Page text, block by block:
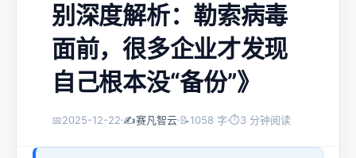
别深度解析：勒索病毒
面前，很多企业才发现
自己根本没“备份”》
📅2025-12-22 ✍️赛凡智云 📝1058 字 ⏱3 分钟阅读